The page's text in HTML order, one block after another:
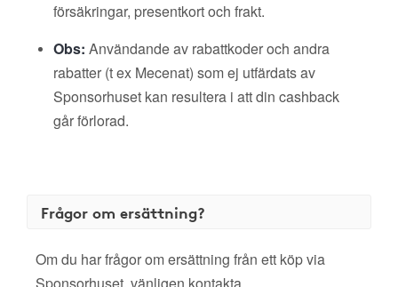
försäkringar, presentkort och frakt.
Obs: Användande av rabattkoder och andra
rabatter (t ex Mecenat) som ej utfärdats av
Sponsorhuset kan resultera i att din cashback
går förlorad.
Frågor om ersättning?
Om du har frågor om ersättning från ett köp via